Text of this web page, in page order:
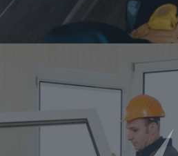
Recherche de fuite